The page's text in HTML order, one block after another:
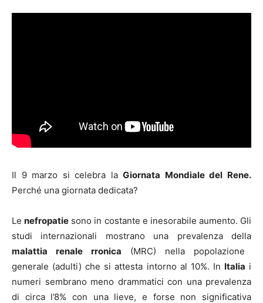
Il 9 marzo si celebra laGiornata Mondiale del Rene.
Perché una giornata dedicata?
Lenefropatie sono in costante e inesorabile aumento. Gli
studi internazionali mostrano una prevalenza della
malattia renale rronica (MRC) nella popolazione
generale (adulti) che si attesta intorno al 10%. In Italia i
numeri sembrano meno drammatici con una prevalenza
di circa l’8% con una lieve, e forse non significativa